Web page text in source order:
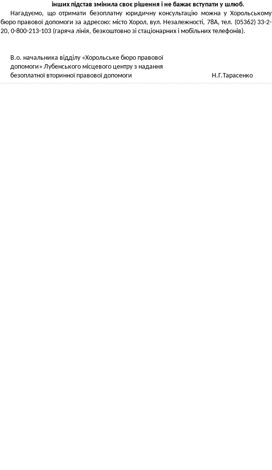
інших підстав змінила своє рішення і не бажає вступати у шлюб.
Нагадуємо, що отримати безоплатну юридичну консультацію можна у Хорольському
бюро правової допомоги за адресою: місто Хорол, вул. Незалежності, 78А, тел. (05362) 33-2-
20, 0-800-213-103 (гаряча лінія, безкоштовно зі стаціонарних і мобільних телефонів).
В.о. начальника відділу «Хорольське бюро правової
допомоги» Лубенського місцевого центру з надання
безоплатної вторинної правової допомоги Н.Г.Тарасенко